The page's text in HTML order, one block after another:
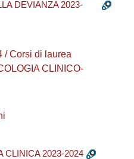
DEVIANZA 2023-
/ Corsi di laurea
CLINICO-
CLINICA 2023-2024